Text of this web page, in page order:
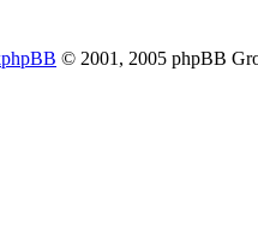
phpBB © 2001, 2005 phpBB